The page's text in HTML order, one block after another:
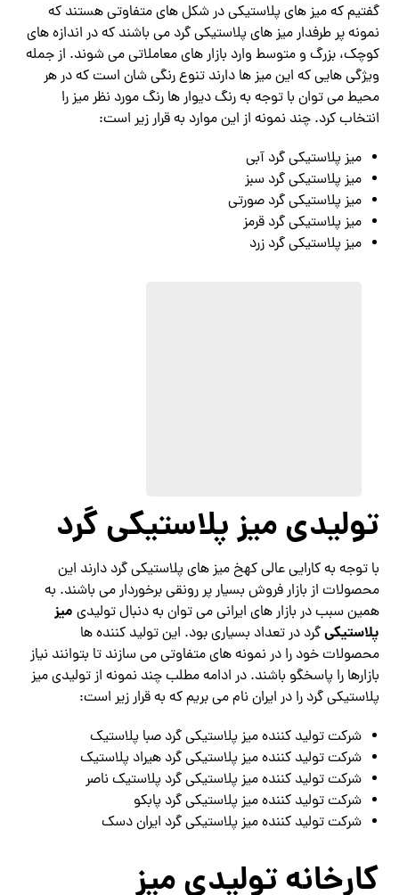
گفتیم که میز های پلاستیکی در شکل های متفاوتی هستند که
نمونه پر طرفدار میز های پلاستیکی گرد می باشند که در اندازه های
کوچک، بزرگ و متوسط وارد بازار های معاملاتی می شوند. از جمله
ویژگی هایی که این میز ها دارند تنوع رنگی شان است که در هر
محیط می توان با توجه به رنگ دیوار ها رنگ مورد نظر میز را
انتخاب کرد. چند نمونه از این موارد به قرار زیر است:
میز پلاستیکی گرد آبی
میز پلاستیکی گرد سبز
میز پلاستیکی گرد صورتی
میز پلاستیکی گرد قرمز
میز پلاستیکی گرد زرد
تولیدی میز پلاستیکی گرد
با توجه به کارایی عالی کهخ میز های پلاستیکی گرد دارند این
محصولات از بازار فروش بسیار پر رونقی برخوردار می باشند. به
همین سبب در بازار های ایرانی می توان به دنبال تولیدی
پلاستیکیگرد در تعداد بسیاری بود. این تولید کننده ها
محصولات خود را در نمونه های متفاوتی می سازند تا بتوانند نیاز
بازارها را پاسخگو باشند. در ادامه مطلب چند نمونه از تولیدی میز
پلاستیکی گرد را در ایران نام می بریم که به قرار زیر است:
شرکت تولید کننده میز پلاستیکی گرد صبا پلاستیک
شرکت تولید کننده میز پلاستیکی گرد هیراد پلاستیک
شرکت تولید کننده میز پلاستیکی گرد پلاستیک ناصر
شرکت تولید کننده میز پلاستیکی گرد پابکو